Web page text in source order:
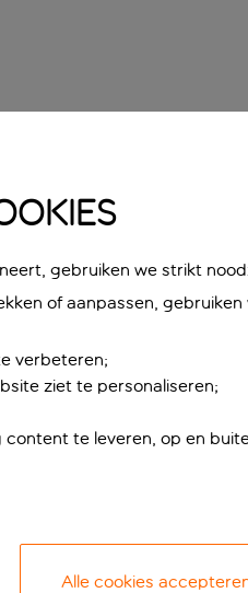
gebruiken we strikt
of aanpassen, gebruiken
verbeteren;
ziet te personaliseren;
te leveren, op en
Alle cookies